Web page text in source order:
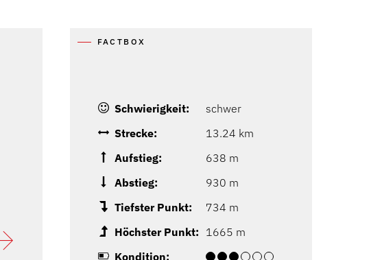
FACTBOX
Schwierigkeit:
schwer
Strecke:
13.24 km
Aufstieg:
638 m
Abstieg:
930 m
Tiefster Punkt:
734 m
Höchster Punkt: 1665 m
Kondition: